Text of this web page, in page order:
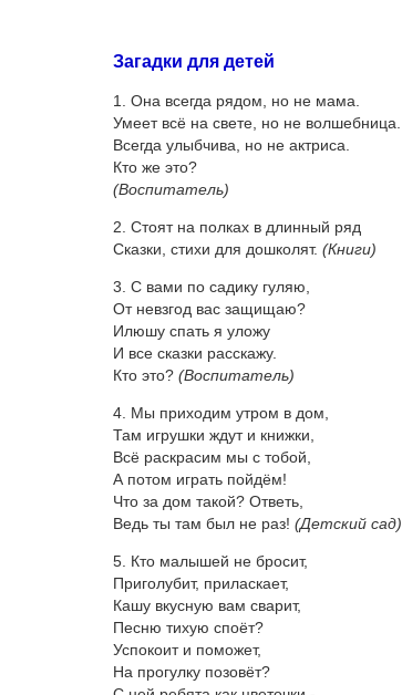
Загадки для детей
1. Она всегда рядом, но не мама.
Умеет всё на свете, но не волшебница.
Всегда улыбчива, но не актриса.
Кто же это?
(Воспитатель)
2. Стоят на полках в длинный ряд
Сказки, стихи для дошколят. (Книги)
3. С вами по садику гуляю,
От невзгод вас защищаю?
Илюшу спать я уложу
И все сказки расскажу.
Кто это? (Воспитатель)
4. Мы приходим утром в дом,
Там игрушки ждут и книжки,
Всё раскрасим мы с тобой,
А потом играть пойдём!
Что за дом такой? Ответь,
Ведь ты там был не раз! (Детский сад)
5. Кто малышей не бросит,
Приголубит, приласкает,
Кашу вкусную вам сварит,
Песню тихую споёт?
Успокоит и поможет,
На прогулку позовёт?